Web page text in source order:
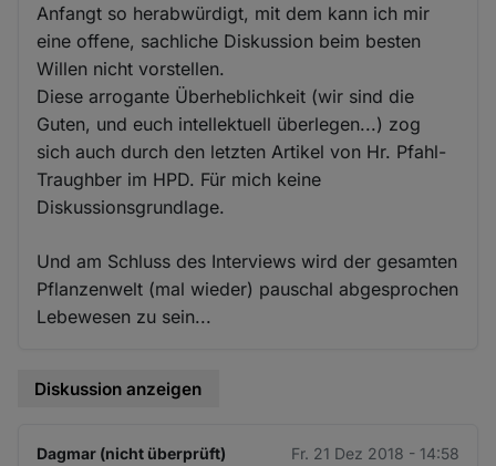
Anfangt so herabwürdigt, mit dem kann ich mir
eine offene, sachliche Diskussion beim besten
Willen nicht vorstellen.
Diese arrogante Überheblichkeit (wir sind die
Guten, und euch intellektuell überlegen...) zog
sich auch durch den letzten Artikel von Hr. Pfahl-
Traughber im HPD. Für mich keine
Diskussionsgrundlage.
Und am Schluss des Interviews wird der gesamten
Pflanzenwelt (mal wieder) pauschal abgesprochen
Lebewesen zu sein...
Diskussion anzeigen
Dagmar (nicht überprüft) Fr. 21 Dez 2018 - 14:58